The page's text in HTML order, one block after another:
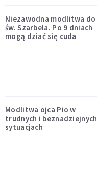
Niezawodna modlitwa do
św. Szarbela. Po 9 dniach
mogą dziać się cuda
Modlitwa ojca Pio w
trudnych i beznadziejnych
sytuacjach